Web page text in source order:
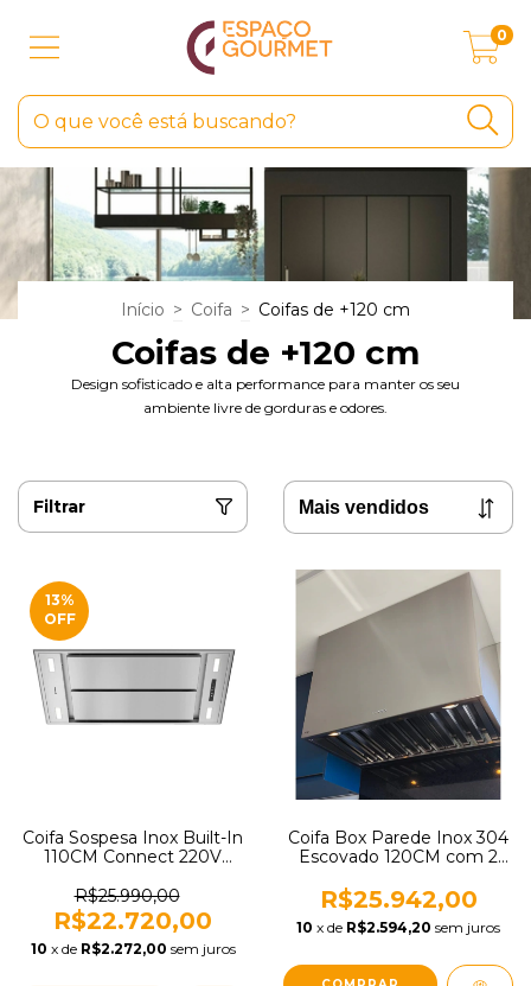
0
Início > Coifa > Coifas de +120 cm
Coifas de +120 cm
Design sofisticado e alta performance para manter os seu
ambiente livre de gorduras e odores.
Filtrar
13%
OFF
Coifa Sospesa Inox Built-In
110CM Connect 220V
XX-2ATD + KIT-SOS-110-
XX-2ATC
R$25.990,00
R$22.720,00
10 x de R$2.272,00 sem juros
Coifa Box Parede Inox 304
Escovado 120CM com 2
3.600m3/h Euruss 220V
R$25.942,00
10 x de R$2.594,20 sem juros